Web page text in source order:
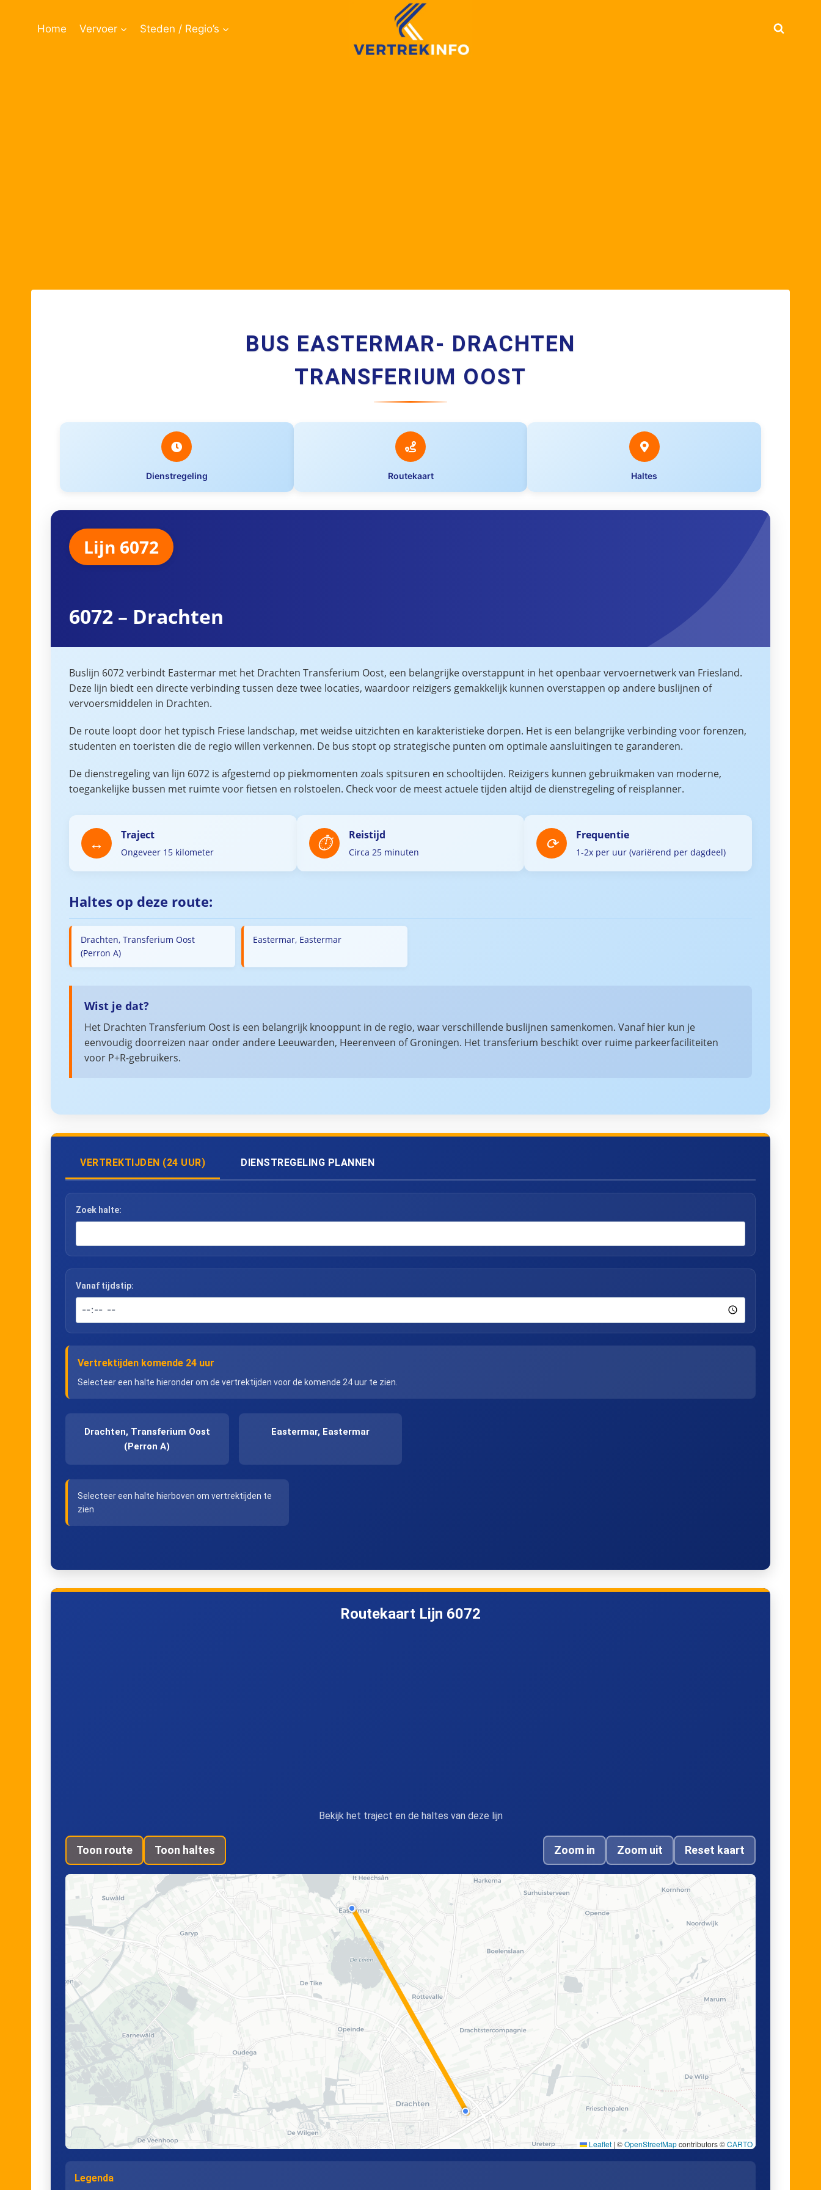
Home Vervoer Steden / Regio’s
BUS EASTERMAR- DRACHTEN
TRANSFERIUM OOST
Dienstregeling Routekaart Haltes
Lijn 6072
6072 – Drachten
Buslijn 6072 verbindt Eastermar met het Drachten Transferium Oost, een belangrijke overstappunt in het openbaar vervoernetwerk van Friesland.
Deze lijn biedt een directe verbinding tussen deze twee locaties, waardoor reizigers gemakkelijk kunnen overstappen op andere buslijnen of
vervoersmiddelen in Drachten.
De route loopt door het typisch Friese landschap, met weidse uitzichten en karakteristieke dorpen. Het is een belangrijke verbinding voor forenzen,
studenten en toeristen die de regio willen verkennen. De bus stopt op strategische punten om optimale aansluitingen te garanderen.
De dienstregeling van lijn 6072 is afgestemd op piekmomenten zoals spitsuren en schooltijden. Reizigers kunnen gebruikmaken van moderne,
toegankelijke bussen met ruimte voor fietsen en rolstoelen. Check voor de meest actuele tijden altijd de dienstregeling of reisplanner.
Traject
Ongeveer 15 kilometer
Reistijd
Circa 25 minuten
Frequentie
1-2x per uur (variërend per dagdeel)
Haltes op deze route:
Drachten, Transferium Oost
(Perron A)
Eastermar, Eastermar
Wist je dat?
Het Drachten Transferium Oost is een belangrijk knooppunt in de regio, waar verschillende buslijnen samenkomen. Vanaf hier kun je
eenvoudig doorreizen naar onder andere Leeuwarden, Heerenveen of Groningen. Het transferium beschikt over ruime parkeerfaciliteiten
voor P+R-gebruikers.
VERTREKTIJDEN (24 UUR) DIENSTREGELING PLANNEN
Zoek halte:
Vanaf tijdstip:
Vertrektijden komende 24 uur
Selecteer een halte hieronder om de vertrektijden voor de komende 24 uur te zien.
Drachten, Transferium Oost
(Perron A)
Eastermar, Eastermar
Selecteer een halte hierboven om vertrektijden te
zien
Routekaart Lijn 6072
Bekijk het traject en de haltes van deze lijn
Toon route Toon haltes Zoom in Zoom uit Reset kaart
Leaflet | ©OpenStreetMapcontributors ©CARTO
Legenda